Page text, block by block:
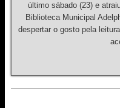
último sábado (23) e
Biblioteca Municipal
despertar o gosto pela